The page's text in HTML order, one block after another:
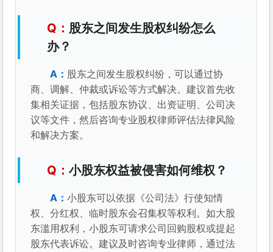
股东之间发生股权纠纷怎么
办？
股东之间发生股权纠纷，可以通过协
商、调解、仲裁或诉讼等方式解决。建议首先收
集相关证据，包括股东协议、出资证明、公司决
议等文件，然后咨询专业股权律师评估法律风险
和解决方案。
小股东权益被侵害如何维权？
小股东可以依据《公司法》行使知情
权、分红权、临时股东会召集权等权利。如大股
东滥用权利，小股东可请求公司回购股权或提起
股东代表诉讼。建议及时咨询专业律师，通过法